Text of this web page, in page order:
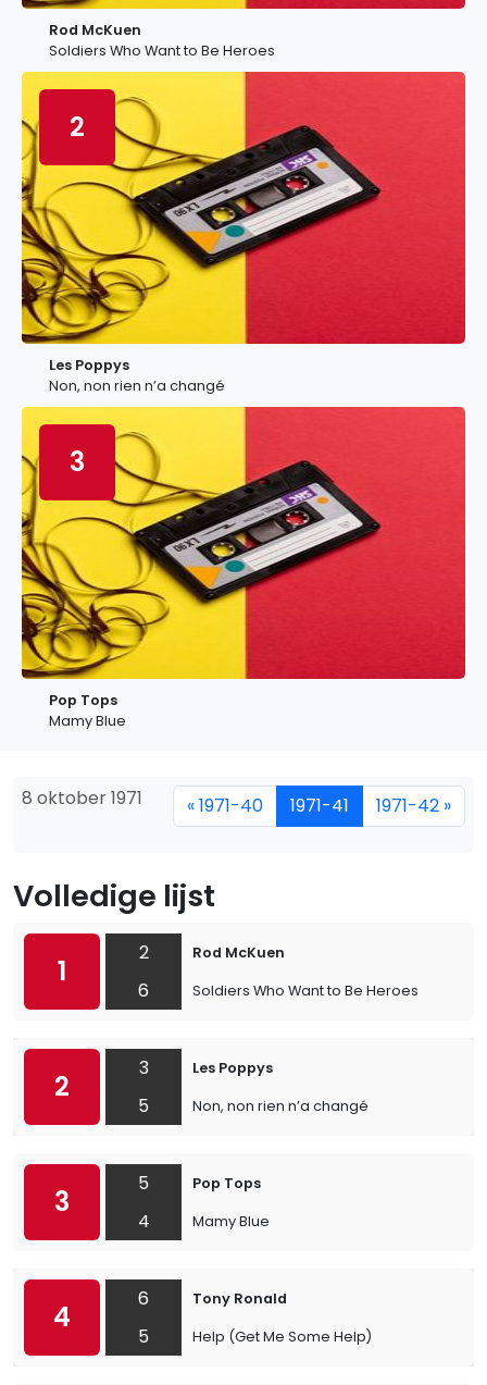
Rod McKuen
Soldiers Who Want to Be Heroes
2
Les Poppys
Non, non rien n’a changé
3
Pop Tops
Mamy Blue
8 oktober 1971 « 1971-40 1971-41 1971-42 »
Volledige lijst
1
2
6
Rod McKuen
Soldiers Who Want to Be Heroes
2
3
5
Les Poppys
Non, non rien n’a changé
3
5
4
Pop Tops
Mamy Blue
4
6
5
Tony Ronald
Help (Get Me Some Help)